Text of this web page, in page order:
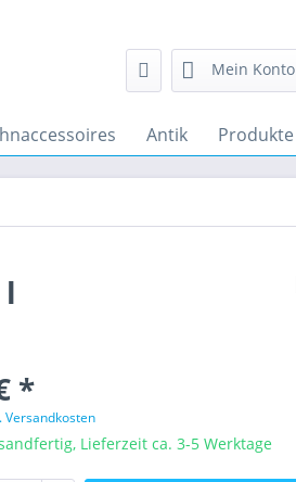
Mein Konto
Antik Produkte
l
*
Versandkosten
Lieferzeit ca. 3-5 Werktage